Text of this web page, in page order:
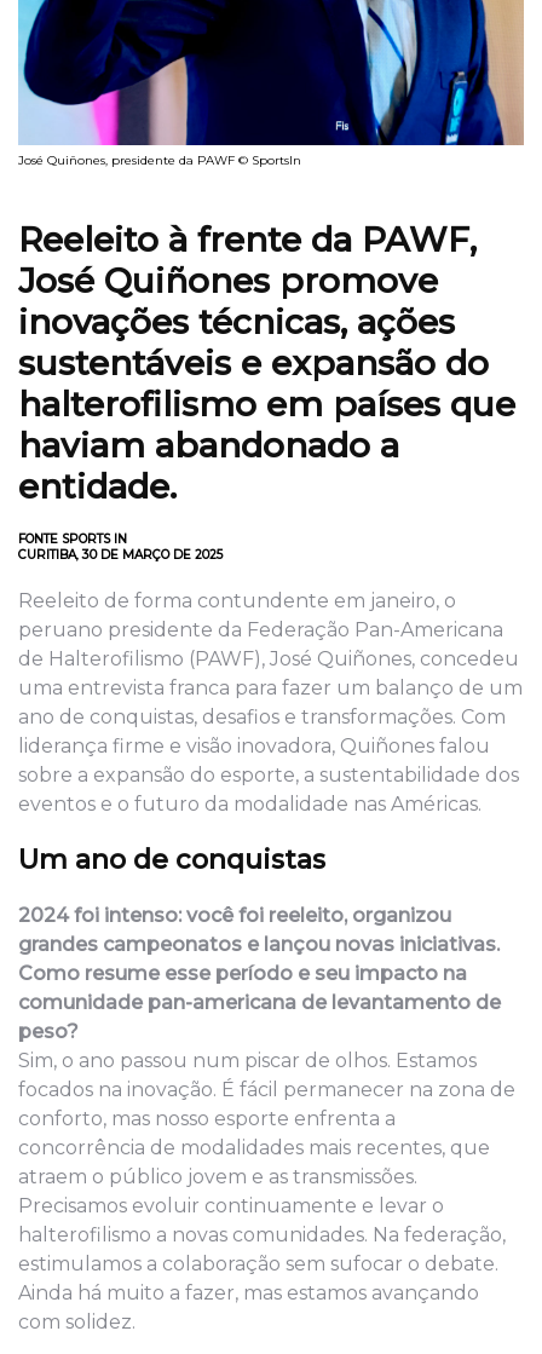
José Quiñones, presidente da PAWF © SportsIn
Reeleito à frente da PAWF,
José Quiñones promove
inovações técnicas, ações
sustentáveis e expansão do
halterofilismo em países que
haviam abandonado a
entidade.
FONTE SPORTS IN
CURITIBA, 30 DE MARÇO DE 2025
Reeleito de forma contundente em janeiro, o
peruano presidente da Federação Pan-Americana
de Halterofilismo (PAWF), José Quiñones, concedeu
uma entrevista franca para fazer um balanço de um
ano de conquistas, desafios e transformações. Com
liderança firme e visão inovadora, Quiñones falou
sobre a expansão do esporte, a sustentabilidade dos
eventos e o futuro da modalidade nas Américas.
Um ano de conquistas
2024 foi intenso: você foi reeleito, organizou
grandes campeonatos e lançou novas iniciativas.
Como resume esse período e seu impacto na
comunidade pan-americana de levantamento de
peso?
Sim, o ano passou num piscar de olhos. Estamos
focados na inovação. É fácil permanecer na zona de
conforto, mas nosso esporte enfrenta a
concorrência de modalidades mais recentes, que
atraem o público jovem e as transmissões.
Precisamos evoluir continuamente e levar o
halterofilismo a novas comunidades. Na federação,
estimulamos a colaboração sem sufocar o debate.
Ainda há muito a fazer, mas estamos avançando
com solidez.